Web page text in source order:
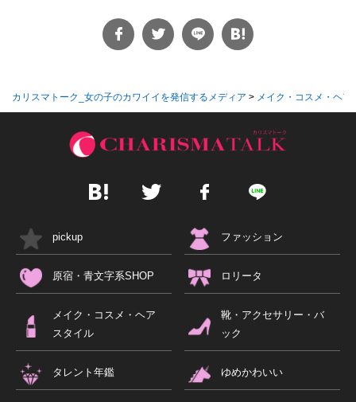
カリスマトーク_女の子のカワイイを発信するメディア > メイク・コスメ・ヘア
pickup ファッション
原宿・青文字系SHOP ロリータ
メイク・コスメ・ヘア
スタイル
靴・アクセサリー・バ
ック
タレント年鑑 ゆめかわいい